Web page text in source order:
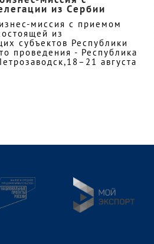
из Сербии
миссия с приемом
из
субъектов Республики
проведения - Республика
августа